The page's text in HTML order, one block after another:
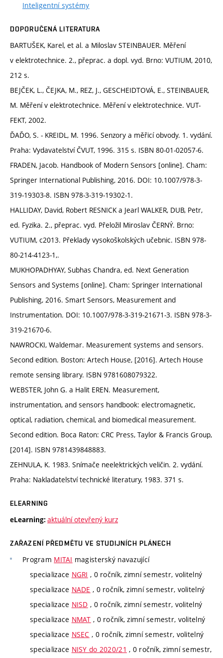
Inteligentní systémy
DOPORUČENÁ LITERATURA
BARTUŠEK, Karel, et al. a Miloslav STEINBAUER. Měření
v elektrotechnice. 2., přeprac. a dopl. vyd. Brno: VUTIUM, 2010,
212 s.
BEJČEK, L., ČEJKA, M., REZ, J., GESCHEIDTOVÁ, E., STEINBAUER,
M. Měření v elektrotechnice. Měření v elektrotechnice. VUT-
FEKT, 2002.
ĎAĎO, S. - KREIDL, M. 1996. Senzory a měřicí obvody. 1. vydání.
Praha: Vydavatelství ČVUT, 1996. 315 s. ISBN 80-01-02057-6.
FRADEN, Jacob. Handbook of Modern Sensors [online]. Cham:
Springer International Publishing, 2016. DOI: 10.1007/978-3-
319-19303-8. ISBN 978-3-319-19302-1.
HALLIDAY, David, Robert RESNICK a Jearl WALKER, DUB, Petr,
ed. Fyzika. 2., přeprac. vyd. Přeložil Miroslav ČERNÝ. Brno:
VUTIUM, c2013. Překlady vysokoškolských učebnic. ISBN 978-
80-214-4123-1,.
MUKHOPADHYAY, Subhas Chandra, ed. Next Generation
Sensors and Systems [online]. Cham: Springer International
Publishing, 2016. Smart Sensors, Measurement and
Instrumentation. DOI: 10.1007/978-3-319-21671-3. ISBN 978-3-
319-21670-6.
NAWROCKI, Waldemar. Measurement systems and sensors.
Second edition. Boston: Artech House, [2016]. Artech House
remote sensing library. ISBN 9781608079322.
WEBSTER, John G. a Halit EREN. Measurement,
instrumentation, and sensors handbook: electromagnetic,
optical, radiation, chemical, and biomedical measurement.
Second edition. Boca Raton: CRC Press, Taylor & Francis Group,
[2014]. ISBN 9781439848883.
ZEHNULA, K. 1983. Snímače neelektrických veličin. 2. vydání.
Praha: Nakladatelství technické literatury, 1983. 371 s.
ELEARNING
eLearning: aktuální otevřený kurz
ZAŘAZENÍ PŘEDMĚTU VE STUDIJNÍCH PLÁNECH
Program MITAI magisterský navazující
specializace NGRI , 0 ročník, zimní semestr, volitelný
specializace NADE , 0 ročník, zimní semestr, volitelný
specializace NISD , 0 ročník, zimní semestr, volitelný
specializace NMAT , 0 ročník, zimní semestr, volitelný
specializace NSEC , 0 ročník, zimní semestr, volitelný
specializace NISY do 2020/21 , 0 ročník, zimní semestr,